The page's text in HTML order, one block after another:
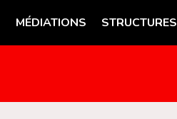
MÉDIATIONS STRUCTURES